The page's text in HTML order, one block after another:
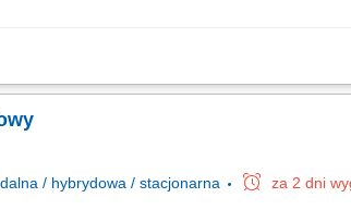
klientów i oferować im produkty
/ hybrydowa / stacjonarna za 2 dni